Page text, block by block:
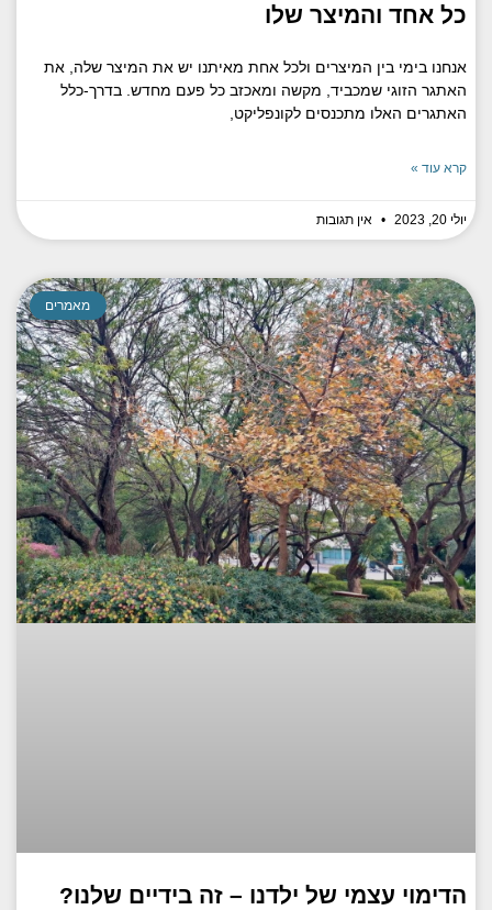
כל אחד והמיצר שלו
אנחנו בימי בין המיצרים ולכל אחת מאיתנו יש את המיצר שלה, את
האתגר הזוגי שמכביד, מקשה ומאכזב כל פעם מחדש. בדרך-כלל
האתגרים האלו מתכנסים לקונפליקט,
קרא עוד »
יולי 20, 2023 אין תגובות
מאמרים
הדימוי עצמי של ילדנו – זה בידיים שלנו?